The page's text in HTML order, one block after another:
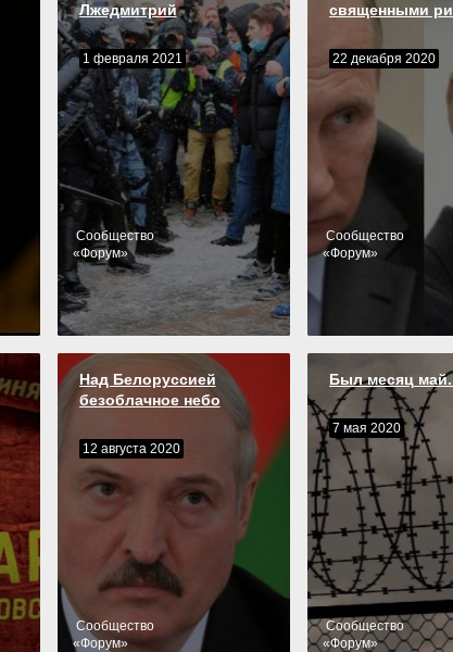
Лжедмитрий
1 февраля 2021
Cообщество
«Форум»
священными
22 декабря 2020
Cообщество
«Форум»
Над Белоруссией
безоблачное небо
12 августа 2020
Cообщество
«Форум»
Был месяц
7 мая 2020
Cообщество
«Форум»